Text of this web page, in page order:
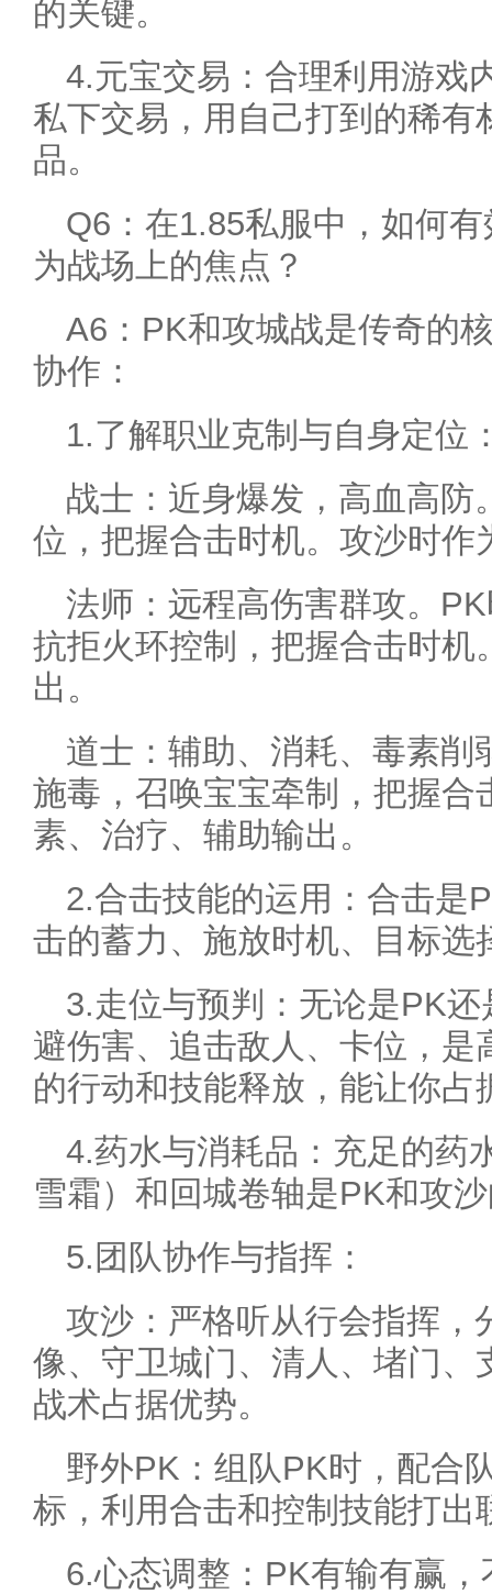
的关键。
4.元宝交易：合理利用游戏
私下交易，用自己打到的稀有
品。
Q6：在1.85私服中，如何
为战场上的焦点？
A6：PK和攻城战是传奇的
协作：
1.了解职业克制与自身定位
战士：近身爆发，高血高防
位，把握合击时机。攻沙时作
法师：远程高伤害群攻。
抗拒火环控制，把握合击时机
出。
道士：辅助、消耗、毒素削
施毒，召唤宝宝牵制，把握合
素、治疗、辅助输出。
2.合击技能的运用：合击是
击的蓄力、施放时机、目标选
3.走位与预判：无论是PK
避伤害、追击敌人、卡位，是
的行动和技能释放，能让你占
4.药水与消耗品：充足的药
雪霜）和回城卷轴是PK和攻
5.团队协作与指挥：
攻沙：严格听从行会指挥，
像、守卫城门、清人、堵门、
战术占据优势。
野外PK：组队PK时，配合
标，利用合击和控制技能打出
6.心态调整：PK有输有赢